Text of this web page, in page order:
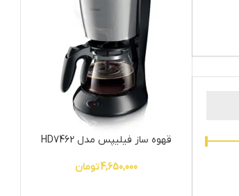
قهوه ساز فیلیپس مدل HD7462
4,650,000تومان